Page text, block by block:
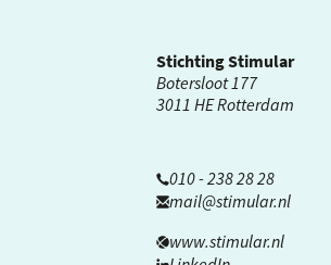
Stichting Stimular
Botersloot 177
3011 HE Rotterdam
010 - 238 28 28
mail@stimular.nl
www.stimular.nl